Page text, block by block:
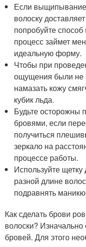
Если
волоску
попробуйте
процесс займет
идеальную форму.
Чтобы при
ощущения были не
намазать кожу
кубик льда.
Будьте осторожны
бровями, если
получиться
зеркало на
процессе работы.
Используйте
разной длине
подравнять
Как сделать брови
волоски? Изначально
бровей. Для этого